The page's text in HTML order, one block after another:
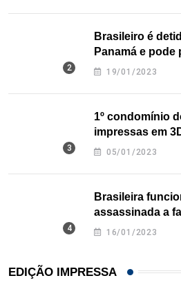
Brasileiro é
Panamá e
nos EUA
19/01/2023
1º condomínio
impressas em
Texas
05/01/2023
Brasileira
assassinada a
16/01/2023
EDIÇÃO IMPRESSA